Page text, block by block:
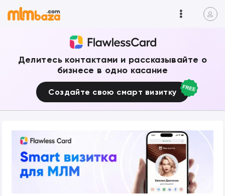
Делитесь контактами и рассказывайте о
бизнесе в одно касание
Создайте свою смарт визитку